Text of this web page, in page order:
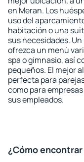
en Meran. Los
uso del
habitación o una
sus necesidades.
ofrezca un menú
spa o gimnasio, así
pequeños. El mejor
perfecta para
como para
sus empleados.
¿Cómo